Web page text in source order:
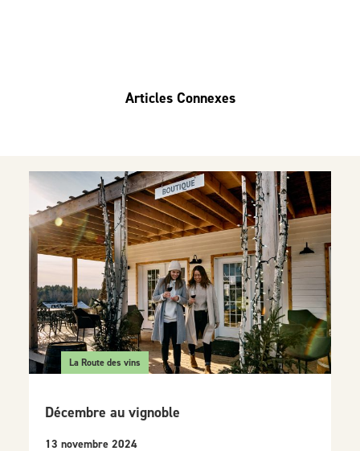
Articles Connexes
La Route des vins
Décembre au vignoble
13 novembre 2024